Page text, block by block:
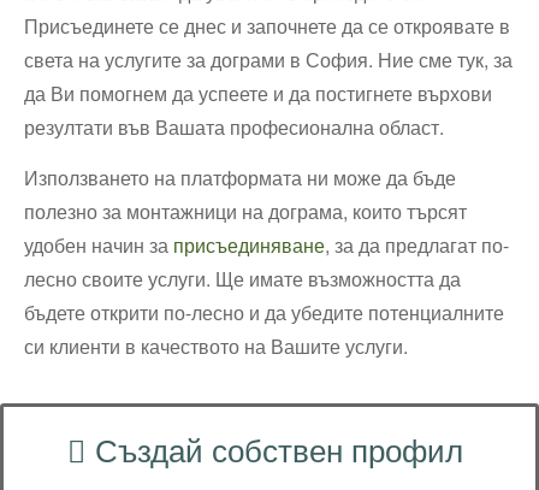
Присъединете се днес и започнете да се откроявате в
света на услугите за дограми в София. Ние сме тук, за
да Ви помогнем да успеете и да постигнете върхови
резултати във Вашата професионална област.
Използването на платформата ни може да бъде
полезно за монтажници на дограма, които търсят
удобен начин за присъединяване, за да предлагат по-
лесно своите услуги. Ще имате възможността да
бъдете открити по-лесно и да убедите потенциалните
си клиенти в качеството на Вашите услуги.
Създай собствен профил